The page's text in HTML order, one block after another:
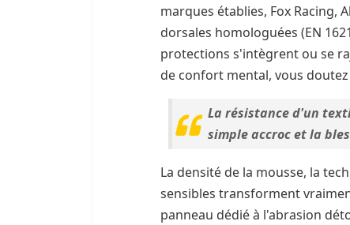
marques établies, Fox Racing,
dorsales homologuées (EN
protections s'intègrent ou se
de confort mental, vous
La résistance d'un
simple accroc et la
La densité de la mousse, la
sensibles transforment
panneau dédié à l'abrasion